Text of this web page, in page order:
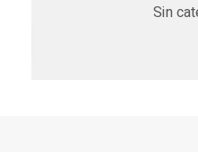
Sin